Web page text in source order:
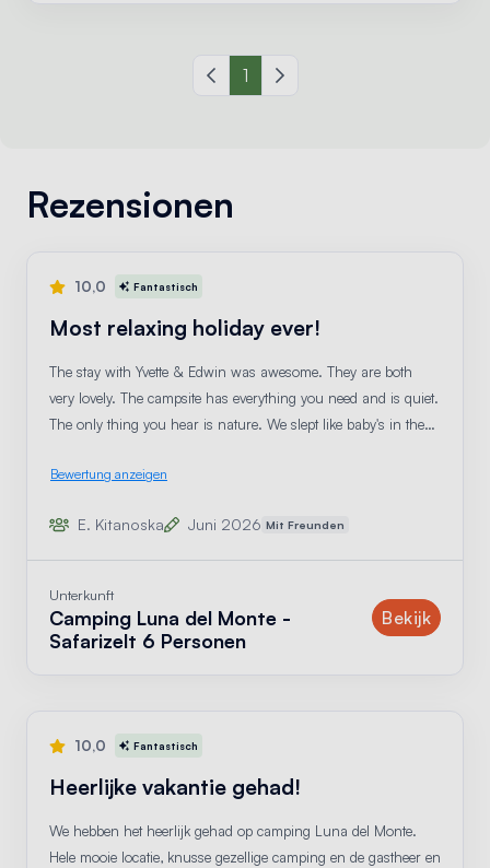
Vorherige Seite
1 Nächste Seite
Rezensionen
10,0 Fantastisch
Most relaxing holiday ever!
The stay with Yvette & Edwin was awesome. They are both
very lovely. The campsite has everything you need and is quiet.
The only thing you hear is nature. We slept like baby's in the
Bewertung anzeigen
E. Kitanoska Juni 2026 Mit Freunden
Camping Luna del Monte -
Safarizelt 6 Personen
Unterkunft
Bekijk
10,0 Fantastisch
Heerlijke vakantie gehad!
We hebben het heerlijk gehad op camping Luna del Monte.
Hele mooie locatie, knusse gezellige camping en de gastheer en